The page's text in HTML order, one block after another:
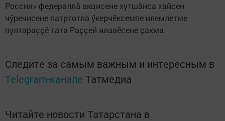
России» федераллӑ акцисене хутшӑнса хайсен
чӳречисене патртотла ӳкерчӗксемпе илемлетме
пултараҫҫӗ тата Раҫҫей ялавӗсене ҫакма.
Следите за самым важным и интересным в
Telegram-канале Татмедиа
Читайте новости Татарстана в